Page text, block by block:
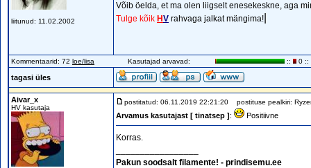
liitunud: 11.02.2002
Võib öelda, et ma olen liigselt enesekeskne, aga
Tulge kõik HV rahvaga jalkat mängima!
Kommentaarid: 72 loe/lisa Kasutajad arvavad: :: 0 ::
tagasi üles
Aivar_x
HV kasutaja
postitatud: 06.11.2019 22:21:20 postituse pealkiri:
Arvamus kasutajast [ tinatsep ]: Positiivne
Korras.
Pakun soodsalt filamente! - prindisemu.ee